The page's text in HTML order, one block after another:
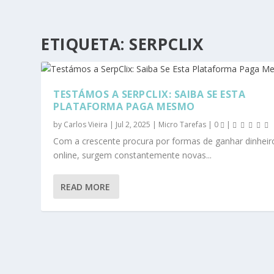
ETIQUETA: SERPCLIX
TESTÁMOS A SERPCLIX: SAIBA SE ESTA
PLATAFORMA PAGA MESMO
by Carlos Vieira | Jul 2, 2025 | Micro Tarefas | 0 |
Com a crescente procura por formas de ganhar
online, surgem constantemente novas...
READ MORE